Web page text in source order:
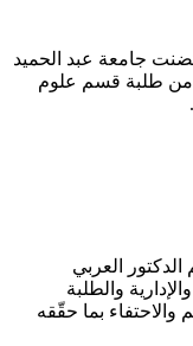
جامعة عبد الحميد
من طلبة قسم علوم
العربي
والطلبة
والاحتفاء بما حقّقه